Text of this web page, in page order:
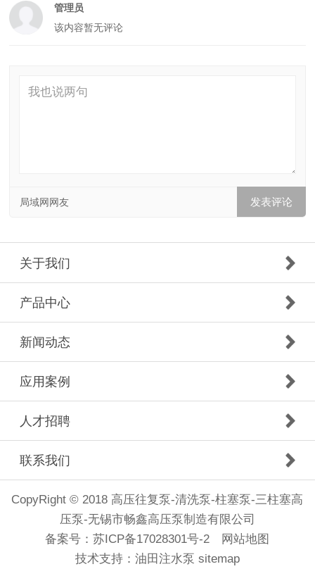
管理员
该内容暂无评论
局域网网友
关于我们
产品中心
新闻动态
应用案例
人才招聘
联系我们
CopyRight © 2018 高压往复泵-清洗泵-柱塞泵-三柱塞高
压泵-无锡市畅鑫高压泵制造有限公司
备案号：苏ICP备17028301号-2
网站地图
技术支持： 油田注水泵 sitemap